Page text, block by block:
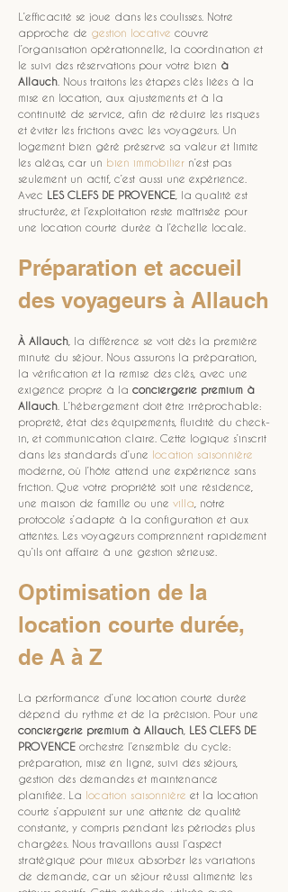
L’efficacité se joue dans les coulisses. Notre
approche de gestion locative couvre
l’organisation opérationnelle, la coordination et
le suivi des réservations pour votre bien à
Allauch . Nous traitons les étapes clés liées à la
mise en location, aux ajustements et à la
continuité de service, afin de réduire les risques
et éviter les frictions avec les voyageurs. Un
logement bien géré préserve sa valeur et limite
les aléas, car un bien immobilier n’est pas
seulement un actif, c’est aussi une expérience.
Avec LES CLEFS DE PROVENCE , la qualité est
structurée, et l’exploitation reste maîtrisée pour
une location courte durée à l’échelle locale.
Préparation et accueil
des voyageurs à Allauch
À Allauch , la différence se voit dès la première
minute du séjour. Nous assurons la préparation,
la vérification et la remise des clés, avec une
exigence propre à la conciergerie premium à
Allauch . L’hébergement doit être irréprochable:
propreté, état des équipements, fluidité du check-
in, et communication claire. Cette logique s’inscrit
dans les standards d’une location saisonnière
moderne, où l’hôte attend une expérience sans
friction. Que votre propriété soit une résidence,
une maison de famille ou une villa , notre
protocole s’adapte à la configuration et aux
attentes. Les voyageurs comprennent rapidement
qu’ils ont affaire à une gestion sérieuse.
Optimisation de la
location courte durée,
de A à Z
La performance d’une location courte durée
dépend du rythme et de la précision. Pour une
conciergerie premium à Allauch LES CLEFS DE
PROVENCE orchestre l’ensemble du cycle:
préparation, mise en ligne, suivi des séjours,
gestion des demandes et maintenance
planifiée. La location saisonnière et la location
courte s’appuient sur une attente de qualité
constante, y compris pendant les périodes plus
chargées. Nous travaillons aussi l’aspect
stratégique pour mieux absorber les variations
de demande, car un séjour réussi alimente les